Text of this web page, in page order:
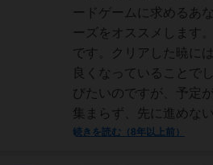
ードゲームに求めるあ
ーズをオススメします
です。クリアした暁に
良くなっていることで
びたいのですが、予定
集まらず、先に進めな
続きを読む（8年以上前）